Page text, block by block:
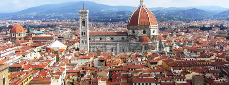
Collection
Mice
FH55 Viprogram
FH55 Experience
Contatti